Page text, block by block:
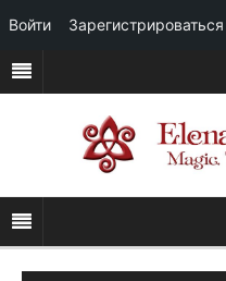
Войти Зарегистрироваться